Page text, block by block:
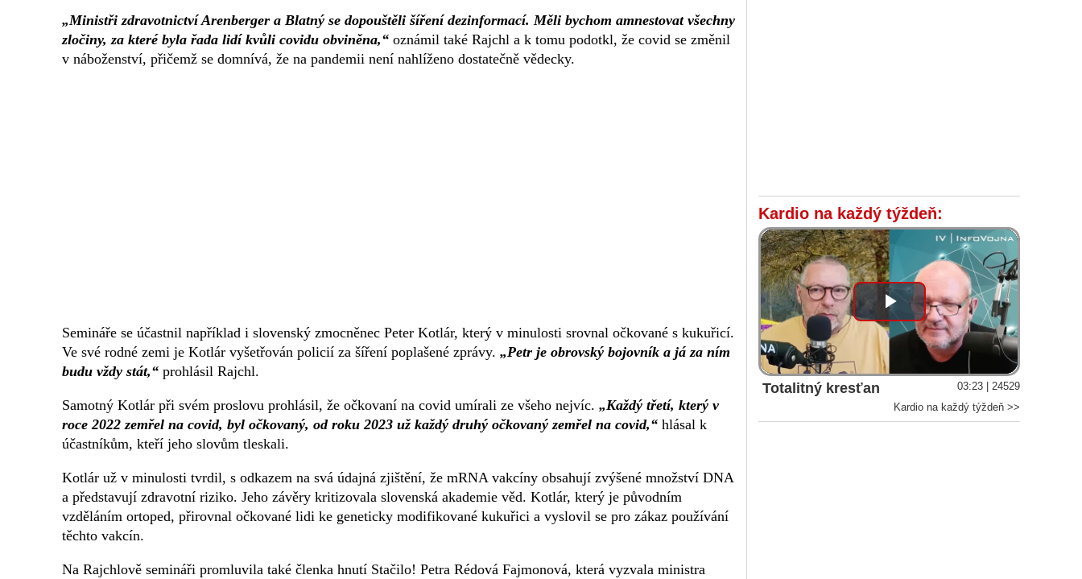
„Ministři zdravotnictví Arenberger a Blatný se dopouštěli šíření dezinformací. Měli bychom amnestovat všechny
zločiny, za které byla řada lidí kvůli covidu obviněna,“ oznámil také Rajchl a k tomu podotkl, že covid se změnil
v náboženství, přičemž se domnívá, že na pandemii není nahlíženo dostatečně vědecky.
Semináře se účastnil například i slovenský zmocněnec Peter Kotlár, který v minulosti srovnal očkované s kukuřicí.
Ve své rodné zemi je Kotlár vyšetřován policií za šíření poplašené zprávy. „Petr je obrovský bojovník a já za ním
budu vždy stát,“ prohlásil Rajchl.
Samotný Kotlár při svém proslovu prohlásil, že očkovaní na covid umírali ze všeho nejvíc. „Každý třetí, který v
roce 2022 zemřel na covid, byl očkovaný, od roku 2023 už každý druhý očkovaný zemřel na covid,“ hlásal k
účastníkům, kteří jeho slovům tleskali.
Kotlár už v minulosti tvrdil, s odkazem na svá údajná zjištění, že mRNA vakcíny obsahují zvýšené množství DNA
a představují zdravotní riziko. Jeho závěry kritizovala slovenská akademie věd. Kotlár, který je původním
vzděláním ortoped, přirovnal očkované lidi ke geneticky modifikované kukuřici a vyslovil se pro zákaz používání
těchto vakcín.
Na Rajchlově semináři promluvila také členka hnutí Stačilo! Petra Rédová Fajmonová, která vyzvala ministra
Kardio na každý týždeň:
Play
Video
Totalitný kresťan
03:23 | 24529
Kardio na každý týždeň >>